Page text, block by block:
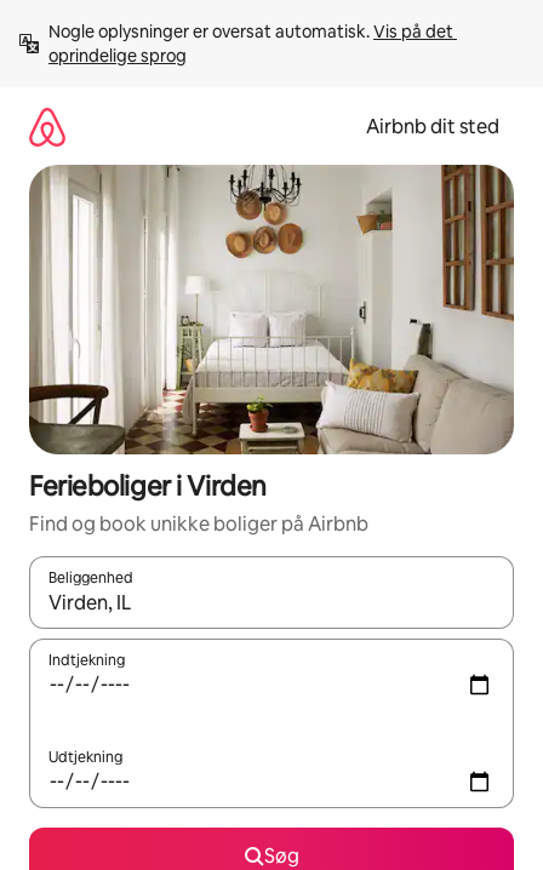
videre
Nogle oplysninger er oversat automatisk. Vis på det
oprindelige sprog
Airbnb dit sted
Ferieboliger i Virden
Find og book unikke boliger på Airbnb
Beliggenhed
Når resultaterne er tilgængelige, skal du navigere med
Indtjekning
Udtjekning
Søg